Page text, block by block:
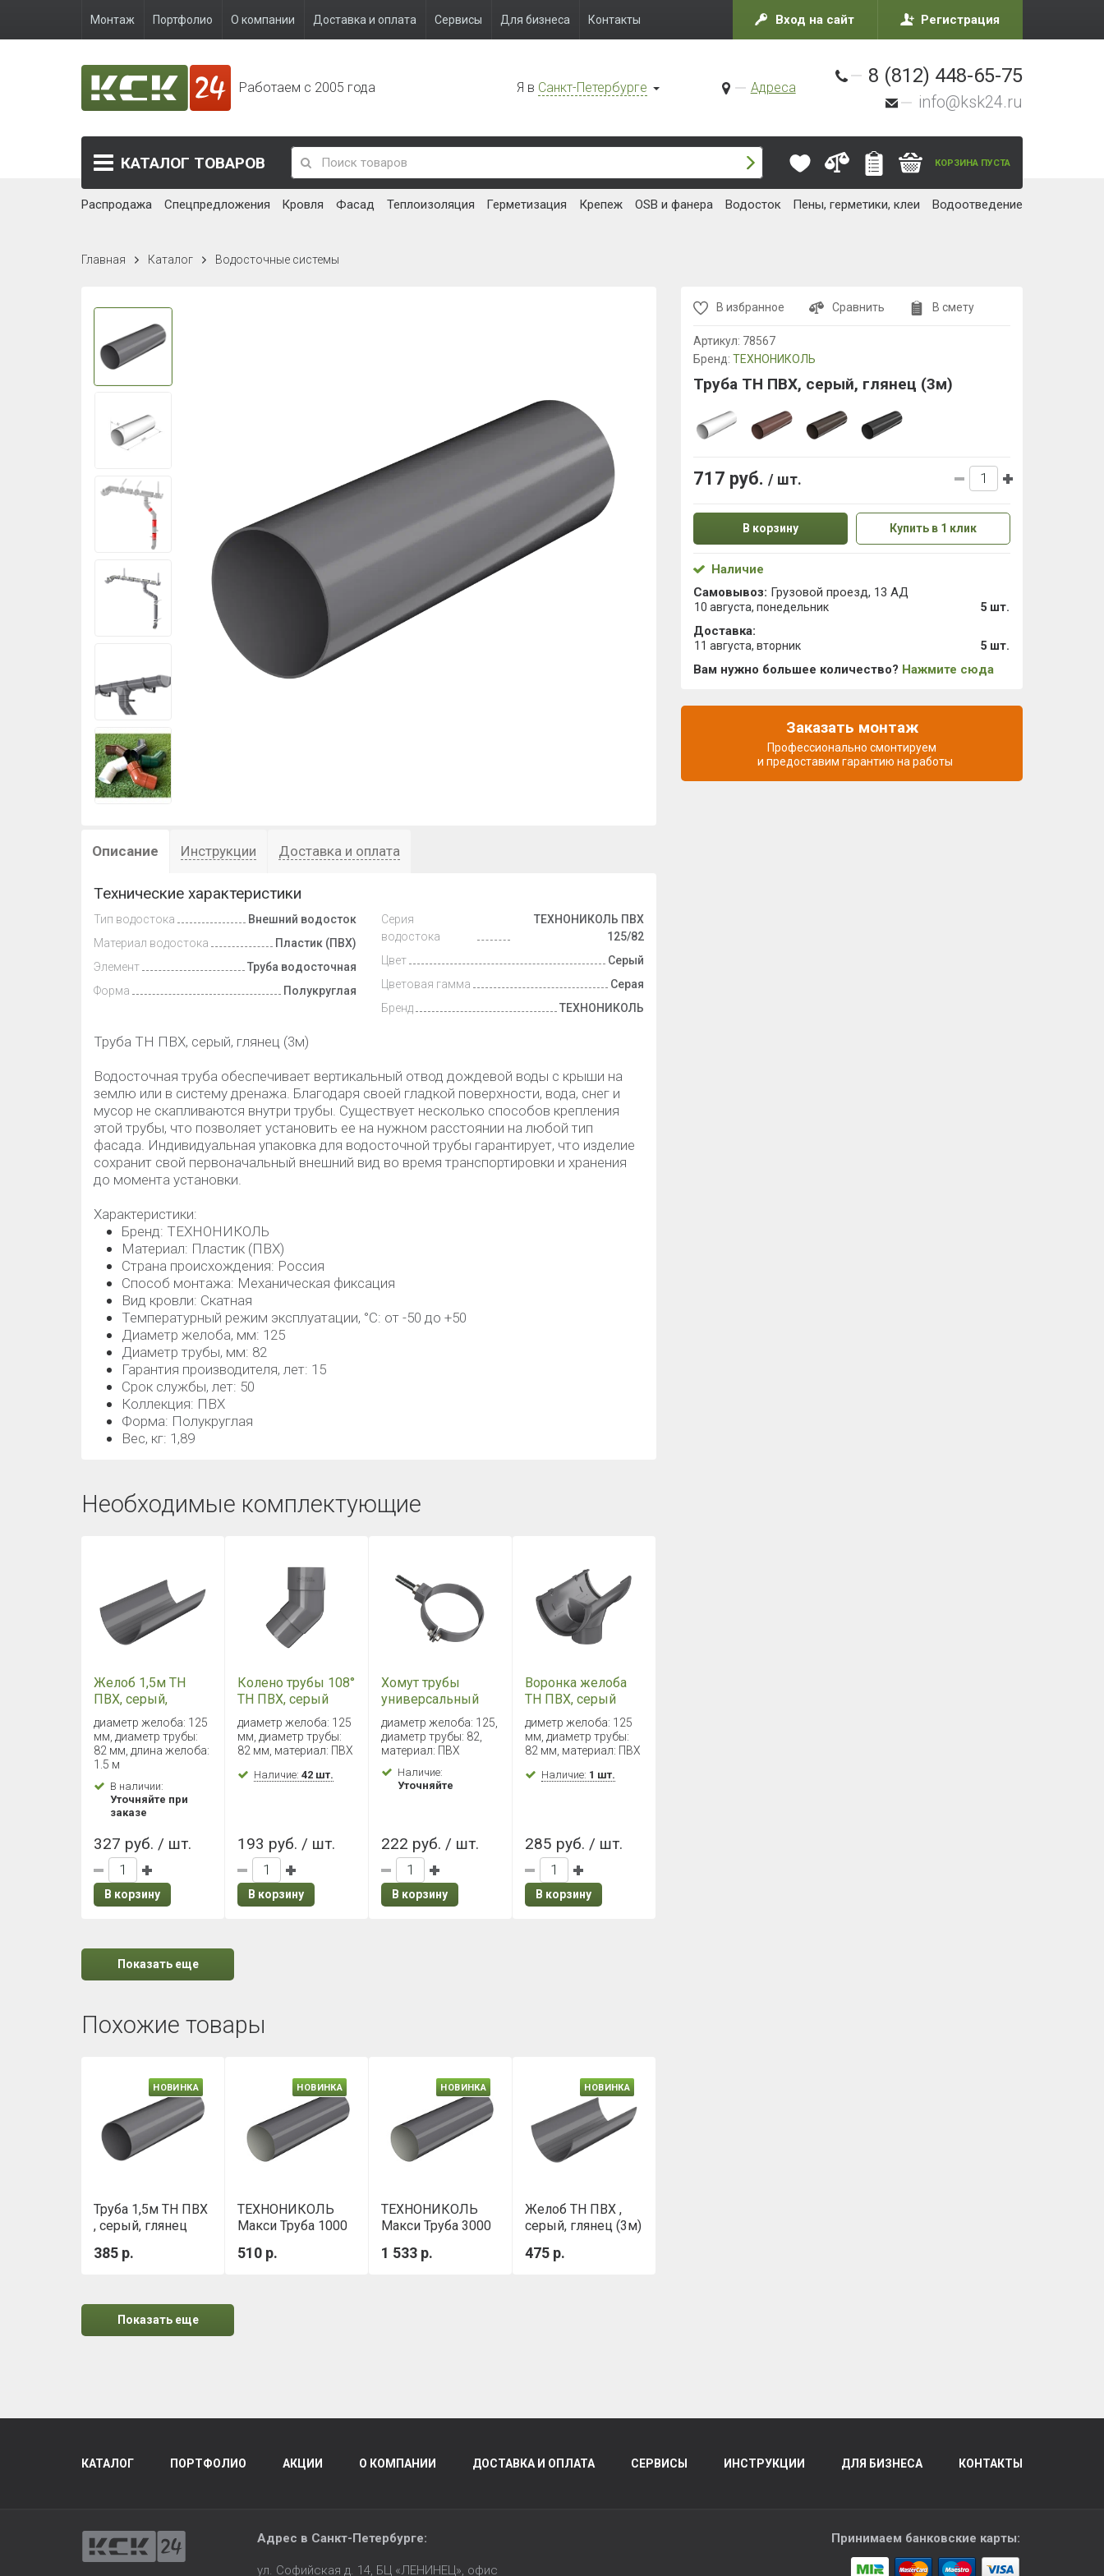
Монтаж Портфолио О компании Доставка и оплата Сервисы Для бизнеса Контакты Вход на сайт Регистрация
Работаем с 2005 года Я в Санкт-Петербурге Адреса
8 (812) 448-65-75
info@ksk24.ru
КАТАЛОГ ТОВАРОВ КОРЗИНА ПУСТА
Распродажа Спецпредложения Кровля Фасад Теплоизоляция Герметизация Крепеж OSB и фанера Водосток Пены, герметики, клеи Водоотведение
Главная Каталог Водосточные системы
Описание Инструкции Доставка и оплата
Технические характеристики
Тип водостока
Внешний водосток
Материал водостока
Пластик (ПВХ)
Элемент
Труба водосточная
Форма
Полукруглая
Серия
водостока
ТЕХНОНИКОЛЬ ПВХ
125/82
Цвет
Серый
Цветовая гамма
Серая
Бренд
ТЕХНОНИКОЛЬ
Труба ТН ПВХ, серый, глянец (3м)
Водосточная труба обеспечивает вертикальный отвод дождевой воды с крыши на
землю или в систему дренажа. Благодаря своей гладкой поверхности, вода, снег и
мусор не скапливаются внутри трубы. Существует несколько способов крепления
этой трубы, что позволяет установить ее на нужном расстоянии на любой тип
фасада. Индивидуальная упаковка для водосточной трубы гарантирует, что изделие
сохранит свой первоначальный внешний вид во время транспортировки и хранения
до момента установки.
Характеристики:
Бренд: ТЕХНОНИКОЛЬ
Материал: Пластик (ПВХ)
Страна происхождения: Россия
Способ монтажа: Механическая фиксация
Вид кровли: Скатная
Температурный режим эксплуатации, °C: от -50 до +50
Диаметр желоба, мм: 125
Диаметр трубы, мм: 82
Гарантия производителя, лет: 15
Срок службы, лет: 50
Коллекция: ПВХ
Форма: Полукруглая
Вес, кг: 1,89
Необходимые комплектующие
Желоб 1,5м ТН
ПВХ, серый,
диаметр желоба: 125
мм, диаметр трубы:
82 мм, длина желоба:
1.5 м
В наличии:
Уточняйте при
заказе
327 руб. / шт.
В корзину
Колено трубы 108°
ТН ПВХ, серый
диаметр желоба: 125
мм, диаметр трубы:
82 мм, материал: ПВХ
Наличие:42 шт.
193 руб. / шт.
В корзину
Хомут трубы
универсальный
L=180мм ТН ПВХ ,
серый
диаметр желоба: 125,
диаметр трубы: 82,
материал: ПВХ
Наличие:
Уточняйте
222 руб. / шт.
В корзину
Воронка желоба
ТН ПВХ, серый
диметр желоба: 125
мм, диаметр трубы:
82 мм, материал: ПВХ
Наличие: 1 шт.
285 руб. / шт.
В корзину
Показать еще
Похожие товары
НОВИНКА
Труба 1,5м ТН ПВХ
, серый, глянец
385 р.
НОВИНКА
ТЕХНОНИКОЛЬ
Макси Труба 1000
серый)
510 р.
НОВИНКА
ТЕХНОНИКОЛЬ
Макси Труба 3000
серый)
1 533 р.
НОВИНКА
Желоб ТН ПВХ ,
серый, глянец (3м)
475 р.
Показать еще
В избранное Сравнить В смету
Артикул: 78567
Бренд: ТЕХНОНИКОЛЬ
Труба ТН ПВХ, серый, глянец (3м)
717 руб. / шт.
В корзину Купить в 1 клик
Наличие
Самовывоз: Грузовой проезд, 13 АД
10 августа, понедельник 5 шт.
Доставка:
11 августа, вторник 5 шт.
Вам нужно большее количество? Нажмите сюда
Заказать монтаж
Профессионально смонтируем
и предоставим гарантию на работы
КАТАЛОГ ПОРТФОЛИО АКЦИИ О КОМПАНИИ ДОСТАВКА И ОПЛАТА СЕРВИСЫ ИНСТРУКЦИИ ДЛЯ БИЗНЕСА КОНТАКТЫ
Адрес в Санкт-Петербурге:
ул. Софийская д. 14, БЦ «ЛЕНИНЕЦ», офис
Принимаем банковские карты: